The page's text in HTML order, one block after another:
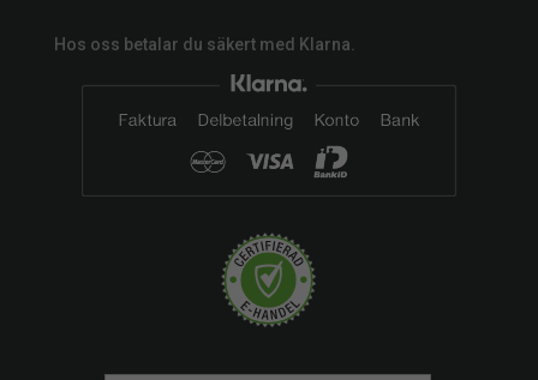
Hos oss betalar du säkert med Klarna.